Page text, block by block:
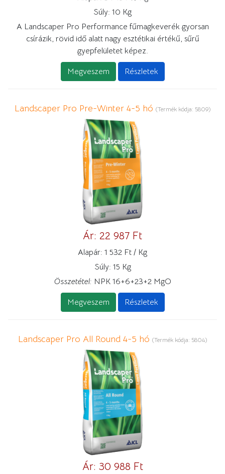
Súly: 10 Kg
A Landscaper Pro Performance fűmagkeverék gyorsan
csírázik, rövid idő alatt nagy esztétikai értékű, sűrű
gyepfelületet képez.
Megveszem Részletek
Landscaper Pro Pre-Winter 4-5 hó (Termék kódja: 5809)
Ár: 22 987 Ft
Alapár: 1 532 Ft / Kg
Súly: 15 Kg
Összetétel: NPK 16+6+23+2 MgO
Megveszem Részletek
Landscaper Pro All Round 4-5 hó (Termék kódja: 5804)
Ár: 30 988 Ft